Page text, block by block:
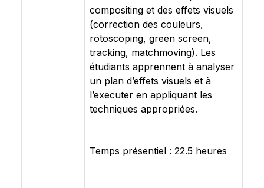
compositing et des effets visuels
(correction des couleurs,
rotoscoping, green screen,
tracking, matchmoving). Les
étudiants apprennent à analyser
un plan d’effets visuels et à
l’executer en appliquant les
techniques appropriées.
Temps présentiel : 22.5 heures